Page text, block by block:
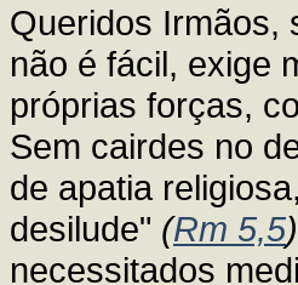
Queridos Irmãos,
não é fácil, exige
próprias forças,
Sem cairdes no
de apatia
desilude" (Rm 5,5)
necessitados